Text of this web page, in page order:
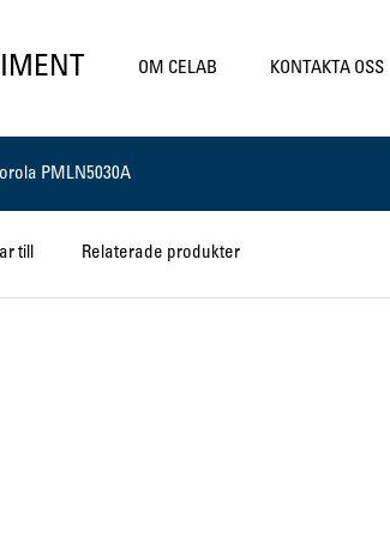
OM CELAB KONTAKTA OSS
PMLN5030A
till Relaterade produkter